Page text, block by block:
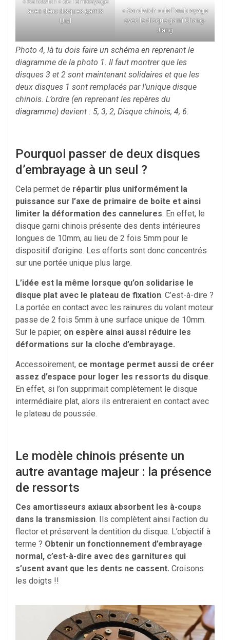
avec deux disques garnis
Ural
« Sandwich » de l’embrayage
avec le disque garni Chang-
Jiang
Photo 4, là tu dois faire un schéma en reprenant le
diagramme de la photo 1. Il faut montrer que les
disques 3 et 2 sont maintenant solidaires et que les
deux disques 1 sont remplacés par l’unique disque
chinois. L’ordre (en reprenant les repères du
diagramme) devient : 5, 3, 2, Disque chinois, 4, 6.
Pourquoi passer de deux disques
d’embrayage à un seul ?
Cela permet de répartir plus uniformément la
puissance sur l’axe de primaire de boite et ainsi
limiter la déformation des cannelures. En effet, le
disque garni chinois présente des dents intérieures
longues de 10mm, au lieu de 2 fois 5mm pour le
dispositif d’origine. Les efforts sont donc concentrés
sur une portée unique plus large.
L’idée est la même lorsque qu’on solidarise le
disque plat avec le plateau de fixation. C’est-à-dire ?
La portée en contact avec les rainures du volant moteur
passe de 2 fois 5mm à une surface unique de 10mm.
Sur le papier, on espère ainsi aussi réduire les
déformations sur la cloche d’embrayage.
Accessoirement, ce montage permet aussi de créer
assez d’espace pour loger les ressorts du disque.
En effet, si l’on supprimait complètement le disque
intermédiaire plat, alors ils entreraient en contact avec
le plateau de poussée.
Le modèle chinois présente un
autre avantage majeur : la présence
de ressorts
Ces amortisseurs axiaux absorbent les à-coups
dans la transmission. Ils complètent ainsi l’action du
flector et préservent la dentition du disque. L’objectif à
terme ? Obtenir un fonctionnement d’embrayage
normal, c’est-à-dire avec des garnitures qui
s’usent avant que les dents ne cassent. Croisons
les doigts !!